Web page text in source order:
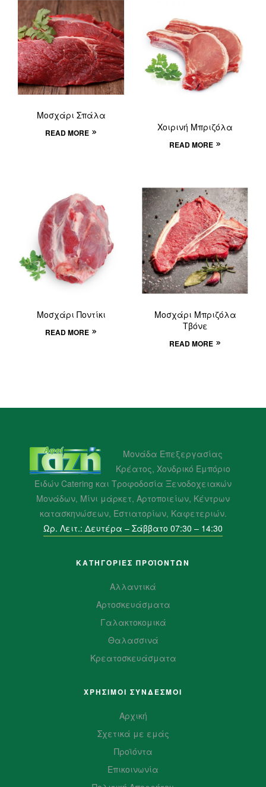
Μοσχάρι Σπάλα
READ MORE Χοιρινή Μπριζόλα
READ MORE
Μοσχάρι Ποντίκι
READ MORE
Μοσχάρι Μπριζόλα
Τβόνε
READ MORE
Μονάδα Επεξεργασίας
Κρέατος, Χονδρικό Εμπόριο
Ειδών Catering και Τροφοδοσία Ξενοδοχειακών
Μονάδων, Μίνι μάρκετ, Αρτοποιείων, Κέντρων
κατασκηνώσεων, Εστιατορίων, Καφετεριών.
Ωρ. Λειτ.: Δευτέρα – Σάββατο 07:30 – 14:30
ΚΑΤΗΓΟΡΙΕΣ ΠΡΟΪΌΝΤΩΝ
Αλλαντικά
Αρτοσκευάσματα
Γαλακτοκομικά
Θαλασσινά
Κρεατοσκευάσματα
ΧΡΗΣΙΜΟΙ ΣΥΝΔΕΣΜΟΙ
Αρχική
Σχετικά με εμάς
Προϊόντα
Επικοινωνία